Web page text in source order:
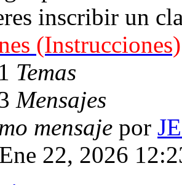
inscribir un
(Instrucciones)
Temas
Mensajes
mensaje por
22, 2026